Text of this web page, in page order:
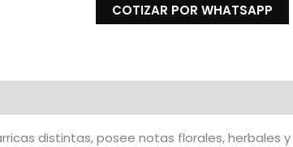
COTIZAR POR WHATSAPP
distintas, posee notas florales, herbales